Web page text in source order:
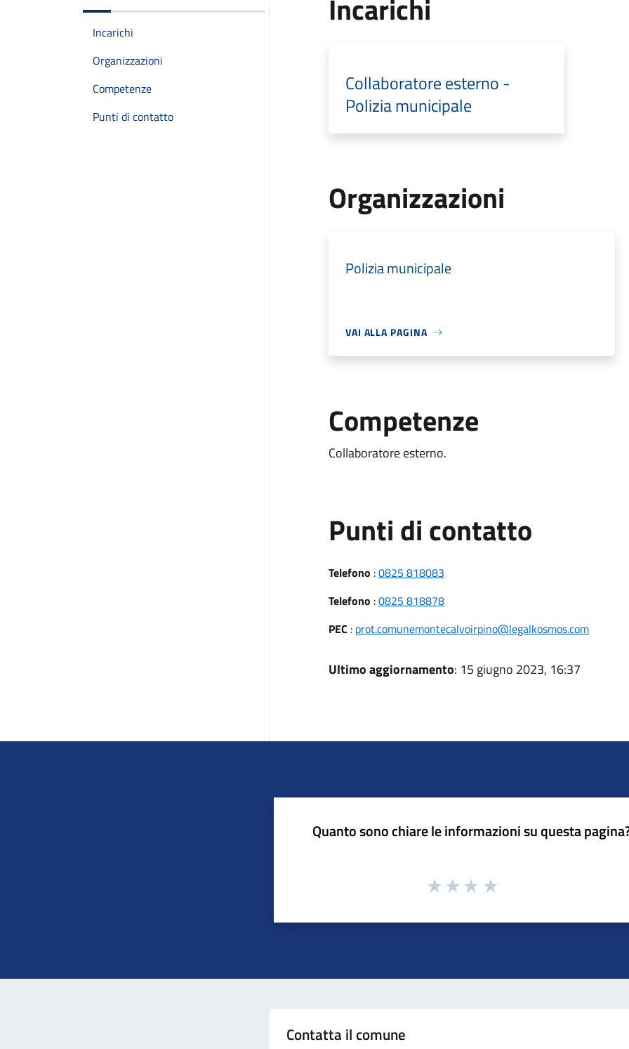
Incarichi
Organizzazioni
Competenze
Punti di contatto
Incarichi
Collaboratore esterno -
Polizia municipale
Organizzazioni
Polizia municipale
VAI ALLA PAGINA
Competenze
Collaboratore esterno.
Punti di contatto
Telefono :0825 818083
Telefono :0825 818878
PEC : prot.comunemontecalvoirpino@legalkosmos.com
Ultimo aggiornamento: 15 giugno 2023, 16:37
Quanto sono chiare le informazioni su questa
Contatta il comune